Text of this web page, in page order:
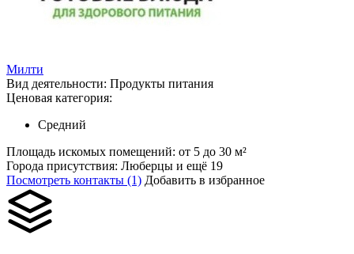
Милти
Вид деятельности: Продукты питания
Ценовая категория:
Средний
Площадь искомых помещений: от 5 до 30 м²
Города присутствия: Люберцы и ещё 19
Посмотреть контакты (1) Добавить в избранное